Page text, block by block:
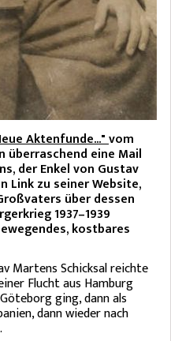
Aktenfunde..."vom
überraschend eine Mail
der Enkel von Gustav
Link zu seiner Website,
über dessen
1937–1939
kostbares
Martens Schicksal reichte
Flucht aus Hamburg
ging, dann als
dann wieder nach